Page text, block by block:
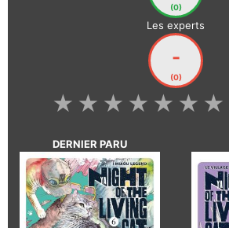
(0)
Les experts
-
(0)
★
★
★
★
★
★
★
DERNIER PARU